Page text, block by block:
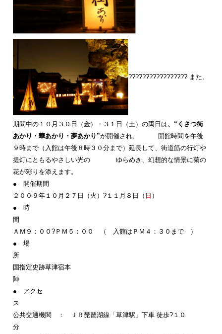
????????????????? また、
期間中の１０月３０日（金）・３１日（土）の両日は、“くさつ街
あかり・華あかり・夢あかり”が開催され、 開館時間を午後
９時まで（入館は午後８時３０分まで）延長して、街道筋の行灯や
提灯にともるやさしい光の ゆらめき、幻想的な情景に菊の
花が彩りを添えます。
● 開催期間
２００９年１０月２７日（火）?１１月８日（ 日 ）
● 時
ＡＭ９：００?ＰＭ５：００ （ 入館はＰＭ４：３０まで ）
● 場
国指定史跡草津宿本
陣
● アクセ
公共交通機関 ： ＪＲ琵琶湖線「草津駅」下車 徒歩?１０